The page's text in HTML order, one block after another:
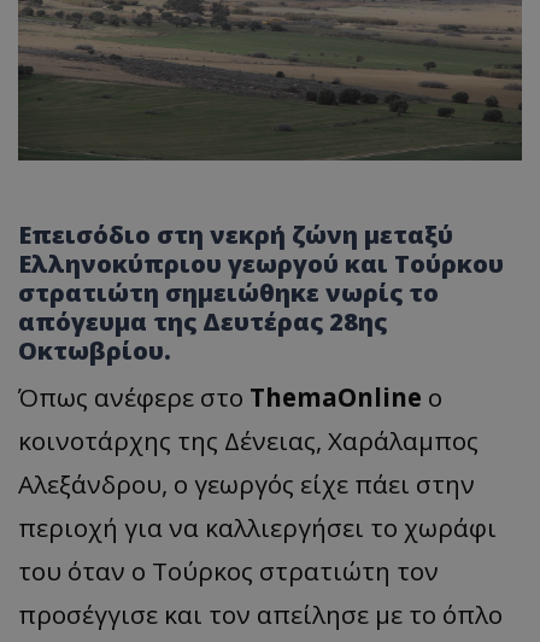
Επεισόδιο στη νεκρή ζώνη μεταξύ
Ελληνοκύπριου γεωργού και Τούρκου
στρατιώτη σημειώθηκε νωρίς το
απόγευμα της Δευτέρας 28ης
Οκτωβρίου.
Όπως ανέφερε στο ThemaOnline ο
κοινοτάρχης της Δένειας, Χαράλαμπος
Αλεξάνδρου, o γεωργός είχε πάει στην
περιοχή για να καλλιεργήσει το χωράφι
του όταν ο Τούρκος στρατιώτη τον
προσέγγισε και τον απείλησε με το όπλο